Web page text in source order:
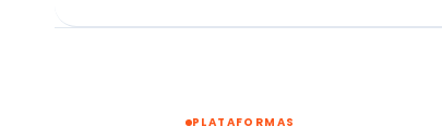
PLATAFORMAS